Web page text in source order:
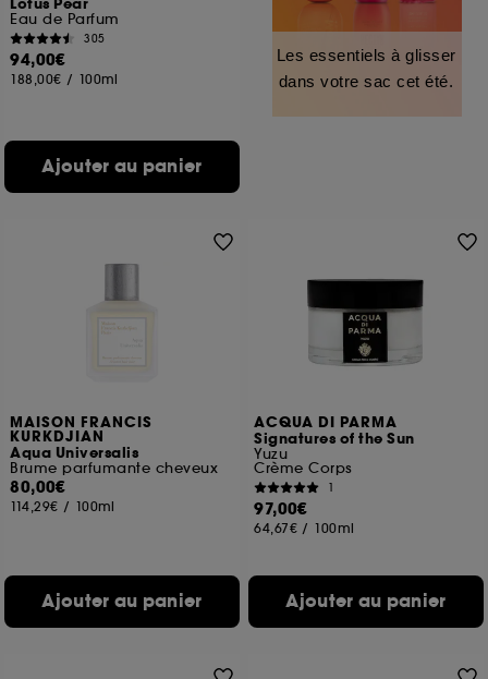
Lotus Pear
Eau de Parfum
305
94,00€
188,00€ / 100ml
Ajouter au panier
Les essentiels à glisser
dans votre sac cet été.
MAISON FRANCIS
KURKDJIAN
Aqua Universalis
Brume parfumante cheveux
80,00€
114,29€ / 100ml
Ajouter au panier
ACQUA DI PARMA
Signatures of the Sun
Yuzu
Crème Corps
1
97,00€
64,67€ / 100ml
Ajouter au panier